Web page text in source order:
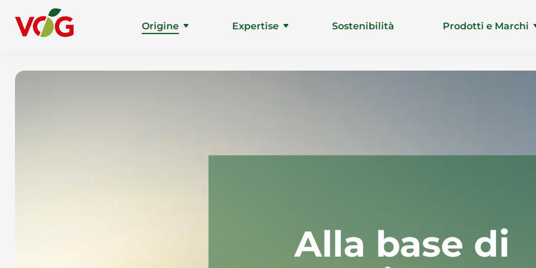
Origine Expertise Sostenibilità Prodotti e Marchi
Alla base di